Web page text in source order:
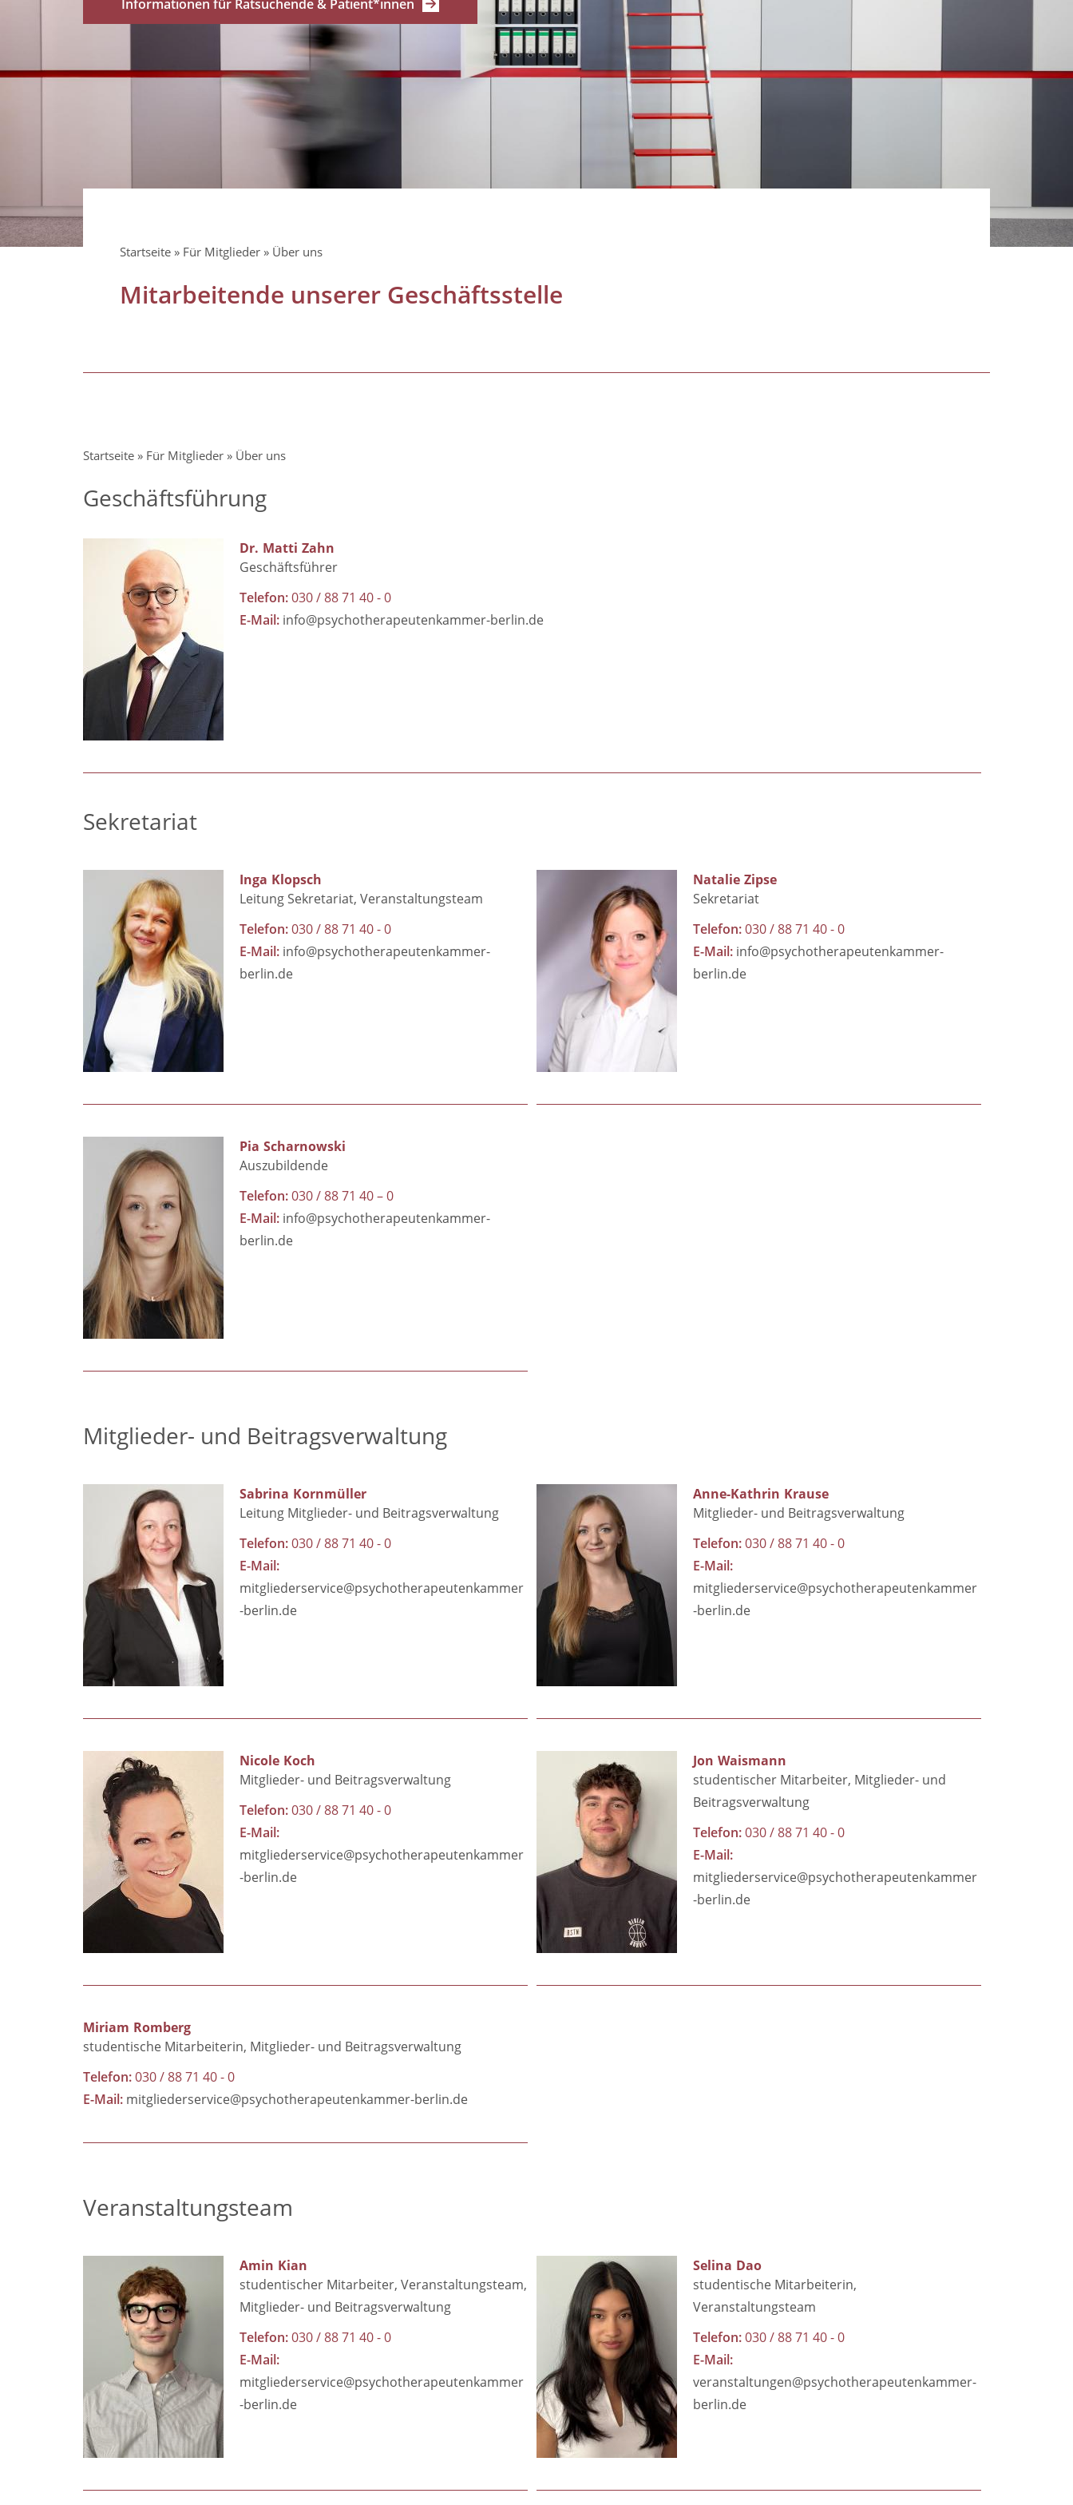
Informationen für Ratsuchende & Patient*innen
Pfadnavigation
Startseite Für Mitglieder Über uns
Mitarbeitende unserer Geschäftsstelle
Pfadnavigation
Startseite Für Mitglieder Über uns
Geschäftsführung
Dr. Matti Zahn
Geschäftsführer
Telefon 030 / 88 71 40 - 0
E-Mail info@psychotherapeutenkammer-berlin.de
Sekretariat
Inga Klopsch
Leitung Sekretariat Veranstaltungsteam
Telefon 030 / 88 71 40 - 0
E-Mail info@psychotherapeutenkammer-
berlin.de
Pia Scharnowski
Auszubildende
Telefon 030 / 88 71 40 – 0
E-Mail info@psychotherapeutenkammer-
berlin.de
Natalie Zipse
Sekretariat
Telefon 030 / 88 71 40 - 0
E-Mail info@psychotherapeutenkammer-
berlin.de
Mitglieder- und Beitragsverwaltung
Sabrina Kornmüller
Leitung Mitglieder- und Beitragsverwaltung
Telefon 030 / 88 71 40 - 0
E-Mail
mitgliederservice@psychotherapeutenkammer
-berlin.de
Nicole Koch
Mitglieder- und Beitragsverwaltung
Telefon 030 / 88 71 40 - 0
E-Mail
mitgliederservice@psychotherapeutenkammer
-berlin.de
Miriam Romberg
studentische Mitarbeiterin Mitglieder- und Beitragsverwaltung
Telefon 030 / 88 71 40 - 0
E-Mail mitgliederservice@psychotherapeutenkammer-berlin.de
Anne-Kathrin Krause
Mitglieder- und Beitragsverwaltung
Telefon 030 / 88 71 40 - 0
E-Mail
mitgliederservice@psychotherapeutenkammer
-berlin.de
Jon Waismann
studentischer Mitarbeiter Mitglieder- und
Beitragsverwaltung
Telefon 030 / 88 71 40 - 0
E-Mail
mitgliederservice@psychotherapeutenkammer
-berlin.de
Veranstaltungsteam
Amin Kian
studentischer Mitarbeiter Veranstaltungsteam
Mitglieder- und Beitragsverwaltung
Telefon 030 / 88 71 40 - 0
E-Mail
mitgliederservice@psychotherapeutenkammer
-berlin.de
Selina Dao
studentische Mitarbeiterin
Veranstaltungsteam
Telefon 030 / 88 71 40 - 0
E-Mail
veranstaltungen@psychotherapeutenkammer-
berlin.de